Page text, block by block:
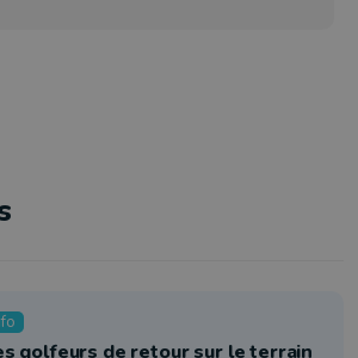
golfeurs de retour sur le terrain